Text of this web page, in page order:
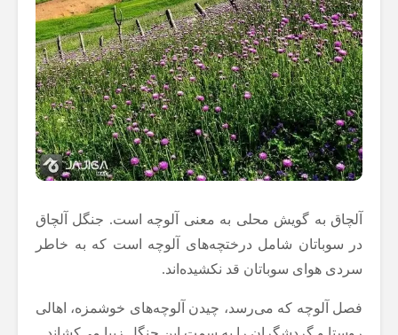
آلچاق به گویش محلی به معنی آلوچه است. جنگل آلچاق
در سوباتان شامل درختچه‌های آلوچه است که به خاطر
سردی هوای سوباتان قد نکشیده‌اند.
فصل آلوچه که می‌رسد، چیدن آلوچه‌های خوشمزه، اهالی